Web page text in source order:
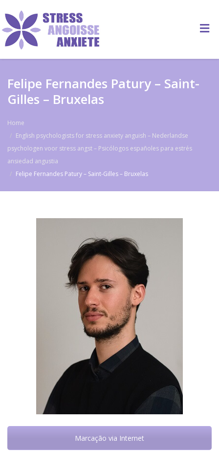
Felipe Fernandes Patury – Saint-
Gilles – Bruxelas
Home
English psychologists for stress anxiety anguish – Nederlandse
psychologen voor stress angst – Psicólogos españoles para estrés
ansiedad angustia
Felipe Fernandes Patury – Saint-Gilles – Bruxelas
Marcação via Internet